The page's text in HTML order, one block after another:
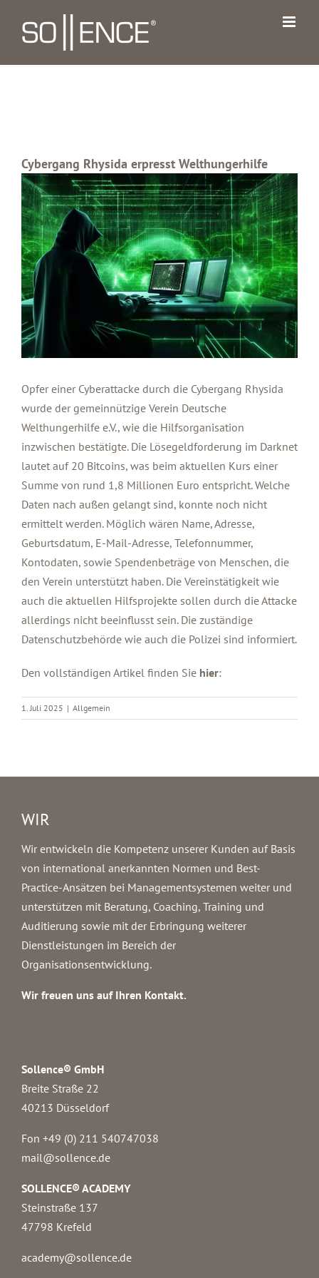
Inhalt
springen
Cybergang Rhysida erpresst Welthungerhilfe
Zeige
grösseres
Bild
Opfer einer Cyberattacke durch die Cybergang Rhysida
wurde der gemeinnützige Verein Deutsche
Welthungerhilfe e.V., wie die Hilfsorganisation
inzwischen bestätigte. Die Lösegeldforderung im Darknet
lautet auf 20 Bitcoins, was beim aktuellen Kurs einer
Summe von rund 1,8 Millionen Euro entspricht. Welche
Daten nach außen gelangt sind, konnte noch nicht
ermittelt werden. Möglich wären Name, Adresse,
Geburtsdatum, E-Mail-Adresse, Telefonnummer,
Kontodaten, sowie Spendenbeträge von Menschen, die
den Verein unterstützt haben. Die Vereinstätigkeit wie
auch die aktuellen Hilfsprojekte sollen durch die Attacke
allerdings nicht beeinflusst sein. Die zuständige
Datenschutzbehörde wie auch die Polizei sind informiert.
Den vollständigen Artikel finden Sie hier:
1. Juli 2025 | Allgemein
WIR
Wir entwickeln die Kompetenz unserer Kunden auf Basis
von international anerkannten Normen und Best-
Practice-Ansätzen bei Managementsystemen weiter und
unterstützen mit Beratung, Coaching, Training und
Auditierung sowie mit der Erbringung weiterer
Dienstleistungen im Bereich der
Organisationsentwicklung.
Wir freuen uns auf Ihren Kontakt.
Sollence® GmbH
Breite Straße 22
40213 Düsseldorf
Fon +49 (0) 211 540747038‬
mail@sollence.de
SOLLENCE® ACADEMY
Steinstraße 137
47798 Krefeld
academy@sollence.de